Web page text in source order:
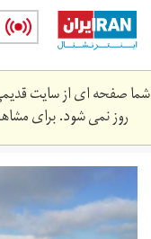
Skip
main
content
شما صفحه ای از سایت قدیمی
روز نمی شود. برای
بلندی‌های
جولان